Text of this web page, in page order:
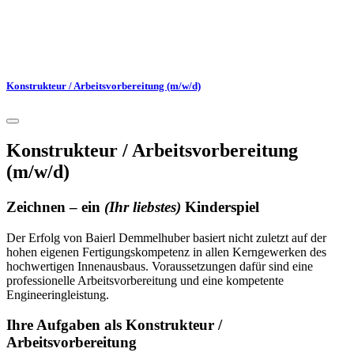
Konstrukteur / Arbeitsvorbereitung (m/w/d)
Konstrukteur / Arbeitsvorbereitung
(m/w/d)
Zeichnen – ein (Ihr liebstes) Kinderspiel
Der Erfolg von Baierl Demmelhuber basiert nicht zuletzt auf der
hohen eigenen Fertigungskompetenz in allen Kerngewerken des
hochwertigen Innenausbaus. Voraussetzungen dafür sind eine
professionelle Arbeitsvorbereitung und eine kompetente
Engineeringleistung.
Ihre Aufgaben als Konstrukteur /
Arbeitsvorbereitung